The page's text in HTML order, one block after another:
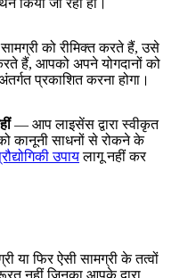
किया जा रहा हो।
को रीमिक्त करते हैं, उसे
हैं, आपको अपने योगदानों को
प्रकाशित करना होगा।
— आप लाइसेंस द्वारा स्वीकृत
कानूनी साधनों से रोकने के
उपायलागू नहीं कर
या फिर ऐसी सामग्री के तत्वों
नहीं जिनका आपके द्वारा